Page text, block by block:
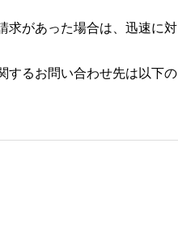
求があった場合は、迅速に対
するお問い合わせ先は以下の